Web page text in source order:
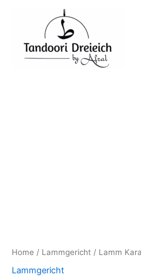
Home / Lammgericht / Lamm
Lammgericht